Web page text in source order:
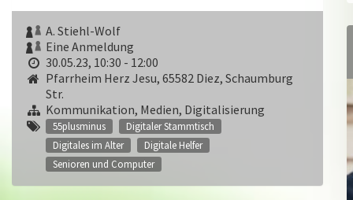
A. Stiehl-Wolf
Eine Anmeldung
30.05.23, 10:30 - 12:00
Pfarrheim Herz Jesu, 65582 Diez, Schaumburg
Str.
Kommunikation, Medien, Digitalisierung
55plusminus
Digitaler Stammtisch
Digitales im Alter
Digitale Helfer
Senioren und Computer